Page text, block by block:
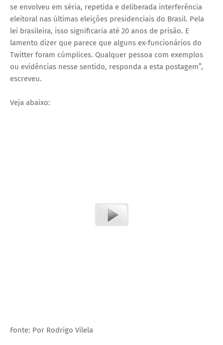
se envolveu em séria, repetida e deliberada interferência
eleitoral nas últimas eleições presidenciais do Brasil. Pela
lei brasileira, isso significaria até 20 anos de prisão. E
lamento dizer que parece que alguns ex-funcionários do
Twitter foram cúmplices. Qualquer pessoa com exemplos
ou evidências nesse sentido, responda a esta postagem”,
escreveu.
Veja abaixo:
Fonte: Por Rodrigo Vilela